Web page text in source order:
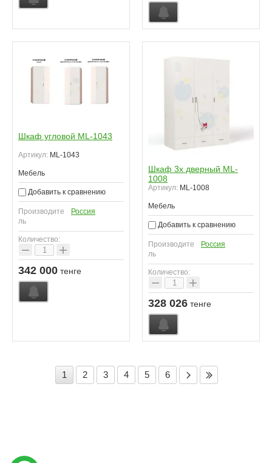
Шкаф угловой ML-1043
Артикул: ML-1043
Мебель
Добавить к сравнению
Производите
ль
Россия
Количество:
− +
342 000 тенге
Шкаф 3х дверный ML-
1008
Артикул: ML-1008
Мебель
Добавить к сравнению
Производите
ль
Россия
Количество:
− +
328 026 тенге
1 2 3 4 5 6